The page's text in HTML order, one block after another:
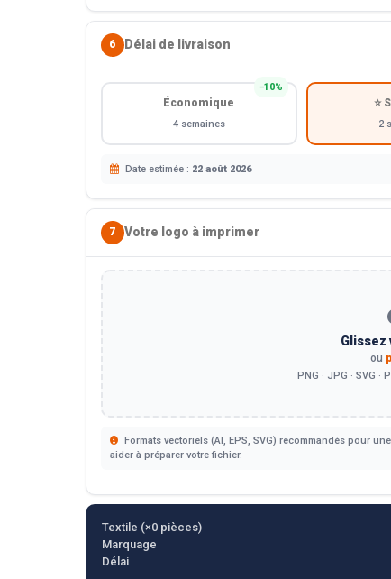
6 Délai de livraison
−10%
Économique
4 semaines
⭐
2
Date estimée : 22 août 2026
7 Votre logo à imprimer
Glissez
ou
PNG · JPG · SVG ·
Formats vectoriels (AI, EPS, SVG) recommandés pour
aider à préparer votre fichier.
Textile (×0pièces)
Marquage
Délai